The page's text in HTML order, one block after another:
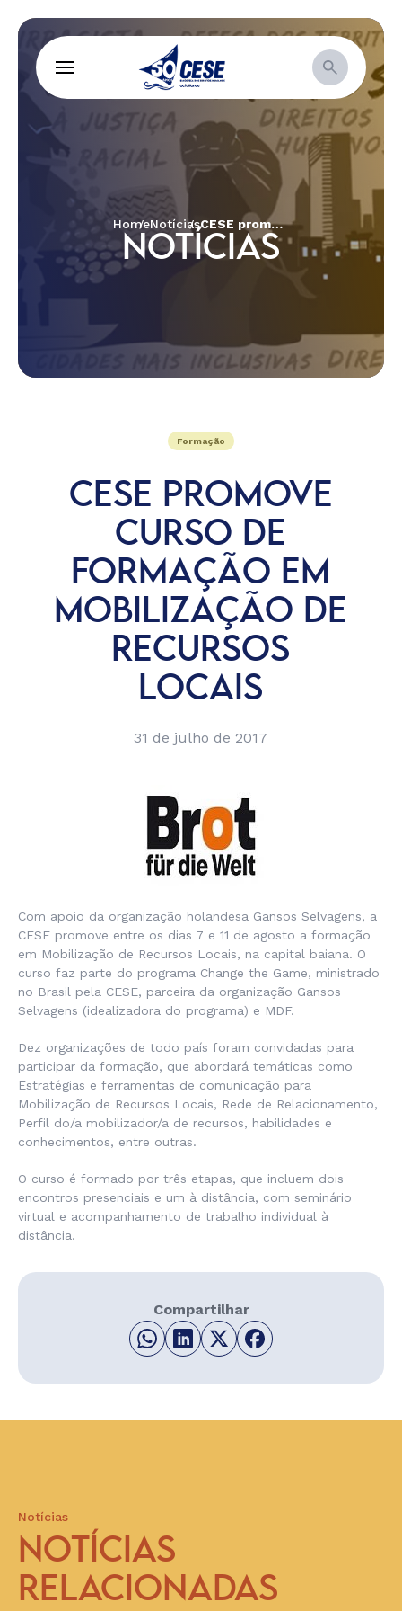
HomeNotícias CESE promove curso de formação em Mobilização de Recursos Locais
NOTÍCIAS
Formação
CESE PROMOVE
CURSO DE
FORMAÇÃO EM
MOBILIZAÇÃO DE
RECURSOS
LOCAIS
31 de julho de 2017
Com apoio da organização holandesa Gansos Selvagens, a
CESE promove entre os dias 7 e 11 de agosto a formação
em Mobilização de Recursos Locais, na capital baiana. O
curso faz parte do programa Change the Game, ministrado
no Brasil pela CESE, parceira da organização Gansos
Selvagens (idealizadora do programa) e MDF.
Dez organizações de todo país foram convidadas para
participar da formação, que abordará temáticas como
Estratégias e ferramentas de comunicação para
Mobilização de Recursos Locais, Rede de Relacionamento,
Perfil do/a mobilizador/a de recursos, habilidades e
conhecimentos, entre outras.
O curso é formado por três etapas, que incluem dois
encontros presenciais e um à distância, com seminário
virtual e acompanhamento de trabalho individual à
distância.
Compartilhar
Notícias
NOTÍCIAS
RELACIONADAS